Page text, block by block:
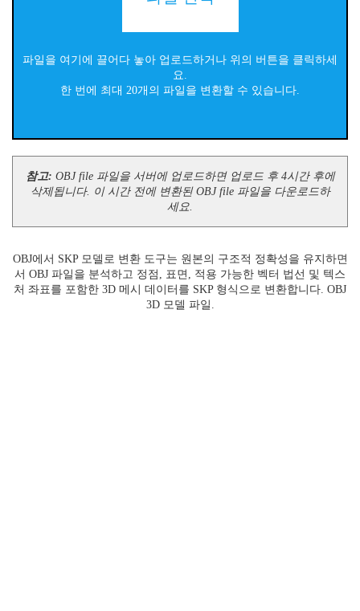
파일을 여기에 끌어다 놓아 업로드하거나 위의 버튼을 클릭하세
요.
한 번에 최대 20개의 파일을 변환할 수 있습니다.
참고: OBJ file 파일을 서버에 업로드하면 업로드 후 4시간 후에
삭제됩니다. 이 시간 전에 변환된 OBJ file 파일을 다운로드하
세요.
OBJ에서 SKP 모델로 변환 도구는 원본의 구조적 정확성을 유지하면
서 OBJ 파일을 분석하고 정점, 표면, 적용 가능한 벡터 법선 및 텍스
처 좌표를 포함한 3D 메시 데이터를 SKP 형식으로 변환합니다. OBJ
3D 모델 파일.